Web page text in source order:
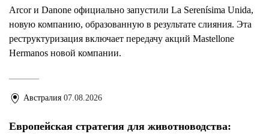
Arcor и Danone официально запустили La Serenísima Unida,
новую компанию, образованную в результате слияния. Эта
реструктуризация включает передачу акций Mastellone
Hermanos новой компании.
Австралия 07.08.2026
Европейская стратегия для животноводства: